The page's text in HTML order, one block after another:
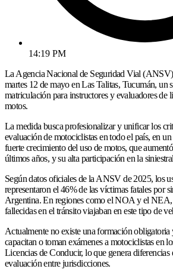
14:19 PM
La Agencia Nacional de Seguridad Vial (ANSV)
martes 12 de mayo en Las Talitas, Tucumán, un
matriculación para instructores y evaluadores de
motos.
La medida busca profesionalizar y unificar los
evaluación de motociclistas en todo el país, en
fuerte crecimiento del uso de motos, que
últimos años, y su alta participación en la
Según datos oficiales de la ANSV de 2025, los
representaron el 46% de las víctimas fatales por
Argentina. En regiones como el NOA y el NEA,
fallecidas en el tránsito viajaban en este tipo de
Actualmente no existe una formación obligatoria
capacitan o toman exámenes a motociclistas en
Licencias de Conducir, lo que genera diferencias
evaluación entre jurisdicciones.